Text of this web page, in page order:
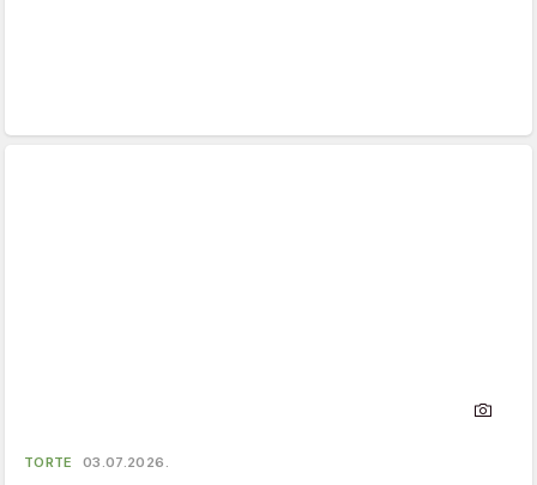
TORTE 03.07.2026.